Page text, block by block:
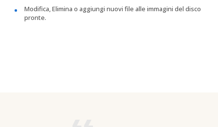
Modifica, Elimina o aggiungi nuovi file alle immagini del disco
pronte.